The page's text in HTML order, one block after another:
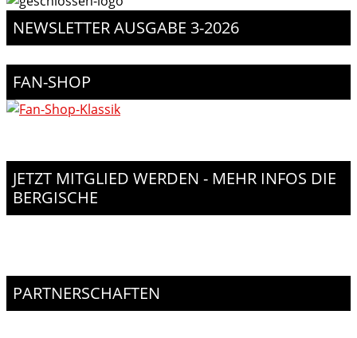
NEWSLETTER AUSGABE 3-2026
FAN-SHOP
JETZT MITGLIED WERDEN - MEHR INFOS DIE
BERGISCHE
PARTNERSCHAFTEN